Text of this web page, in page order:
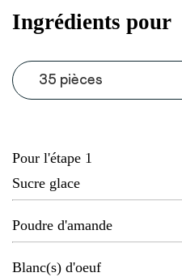
Ingrédients pour
35 pièces
Pour l'étape 1
Sucre glace
Poudre d'amande
Blanc(s) d'oeuf